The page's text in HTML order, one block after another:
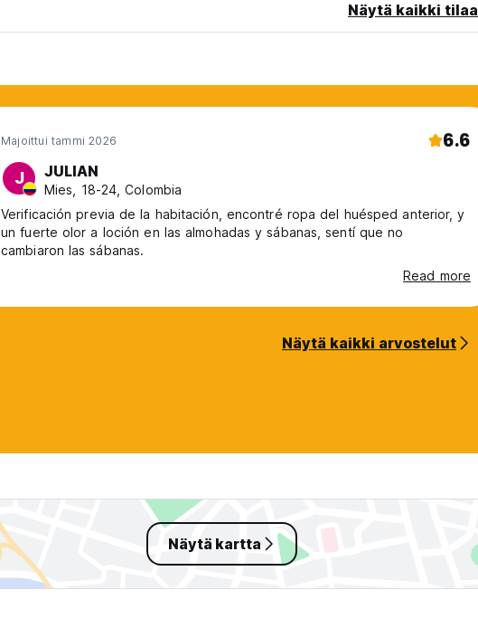
Näytä kaikki tilaa
Majoittui tammi 2026 6.6
J JULIAN
Mies, 18-24, Colombia
Verificación previa de la habitación, encontré ropa del huésped anterior, y
un fuerte olor a loción en las almohadas y sábanas, sentí que no
cambiaron las sábanas.
Read more
Näytä kaikki arvostelut
Näytä kartta